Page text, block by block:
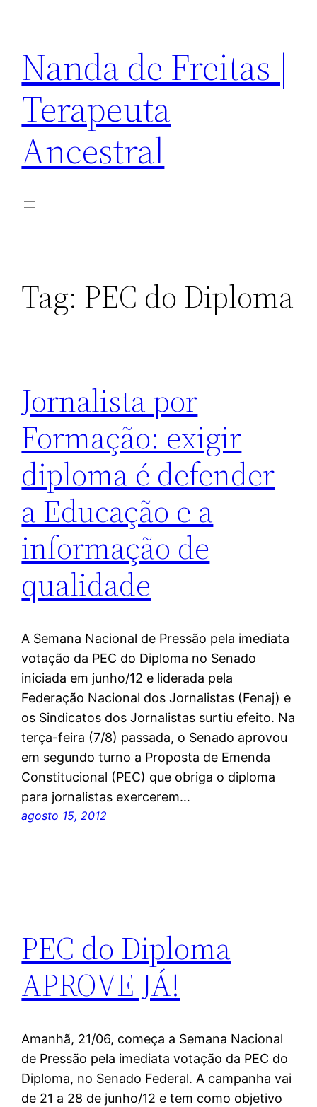
conteúdo
Nanda de Freitas |
Terapeuta
Ancestral
Tag: PEC do Diploma
Jornalista por
Formação: exigir
diploma é defender
a Educação e a
informação de
qualidade
A Semana Nacional de Pressão pela imediata
votação da PEC do Diploma no Senado
iniciada em junho/12 e liderada pela
Federação Nacional dos Jornalistas (Fenaj) e
os Sindicatos dos Jornalistas surtiu efeito. Na
terça-feira (7/8) passada, o Senado aprovou
em segundo turno a Proposta de Emenda
Constitucional (PEC) que obriga o diploma
para jornalistas exercerem…
agosto 15, 2012
PEC do Diploma
APROVE JÁ!
Amanhã, 21/06, começa a Semana Nacional
de Pressão pela imediata votação da PEC do
Diploma, no Senado Federal. A campanha vai
de 21 a 28 de junho/12 e tem como objetivo